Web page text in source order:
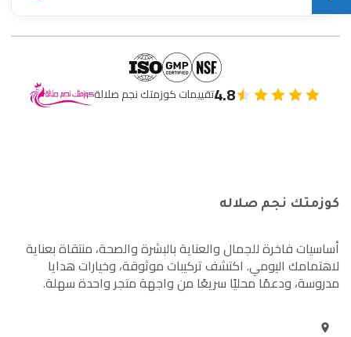
4.8تقييمات كوزمتك نجم صلالة
كوزمتك نجم صلاله
أساسيات فاخرة للجمال والعناية بالبشرة والصحة، منتقاة بعناية
لاهتمامك اليومي. اكتشف تركيبات موثوقة، وخيارات هدايا
مدروسة، ودعمًا محليًا سريعًا من واجهة متجر واحدة سهلة.